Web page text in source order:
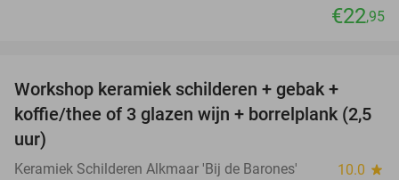
€22,95
Workshop keramiek schilderen + gebak +
koffie/thee of 3 glazen wijn + borrelplank (2,5
uur)
Keramiek Schilderen Alkmaar 'Bij de Barones' 10.0 star